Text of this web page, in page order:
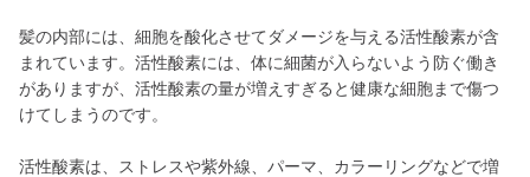
髪の内部には、細胞を酸化させてダメージを与える活性酸素が含
まれています。活性酸素には、体に細菌が入らないよう防ぐ働き
がありますが、活性酸素の量が増えすぎると健康な細胞まで傷つ
けてしまうのです。
活性酸素は、ストレスや紫外線、パーマ、カラーリングなどで増